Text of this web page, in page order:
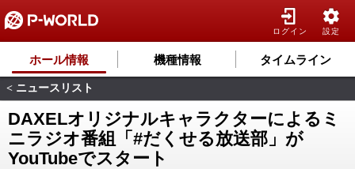
ログイン 設定
ホール情報 機種情報 タイムライン
< ニュースリスト
DAXELオリジナルキャラクターによるミ
ニラジオ番組「#だくせる放送部」が
YouTubeでスタート